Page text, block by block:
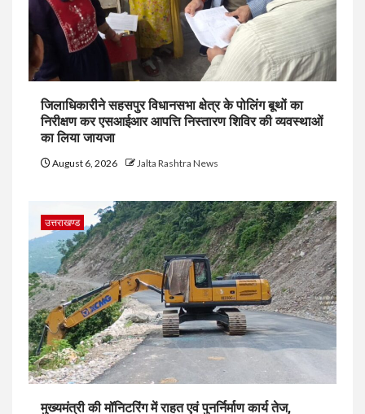
जिलाधिकारीने सहसपुर विधानसभा क्षेत्र के पोलिंग बूथों का
निरीक्षण कर एसआईआर आपत्ति निस्तारण शिविर की व्यवस्थाओं
का लिया जायजा
August 6, 2026 Jalta Rashtra News
उत्तराखण्ड
मुख्यमंत्री की मॉनिटरिंग में राहत एवं पुनर्निर्माण कार्य तेज,